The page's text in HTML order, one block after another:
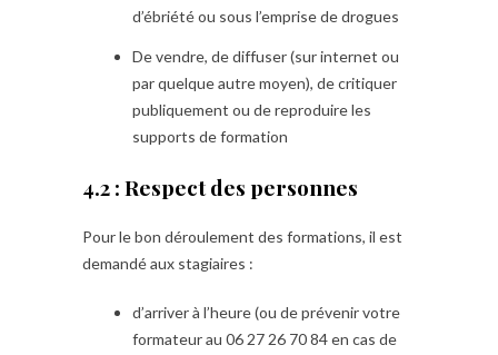
d’ébriété ou sous l’emprise de drogues
De vendre, de diffuser (sur internet ou
par quelque autre moyen), de critiquer
publiquement ou de reproduire les
supports de formation
4.2 : Respect des personnes
Pour le bon déroulement des formations, il est
demandé aux stagiaires :
d’arriver à l’heure (ou de prévenir votre
formateur au 06 27 26 70 84 en cas de